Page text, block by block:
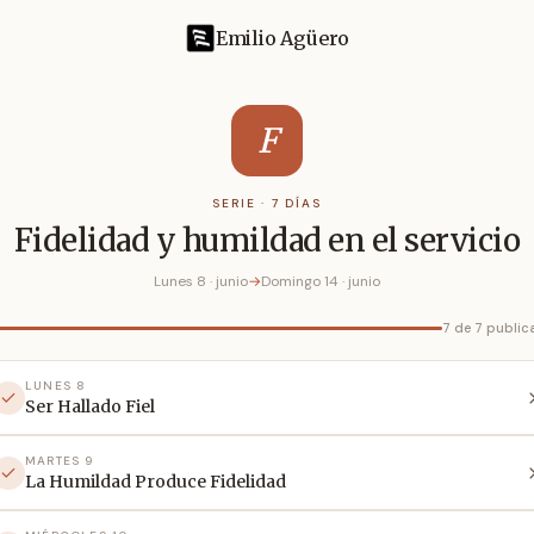
Emilio Agüero
F
SERIE · 7 DÍAS
Fidelidad y humildad en el servicio
Lunes 8 · junio→Domingo 14 · junio
7 de 7
LUNES 8
Ser Hallado Fiel
MARTES 9
La Humildad Produce Fidelidad